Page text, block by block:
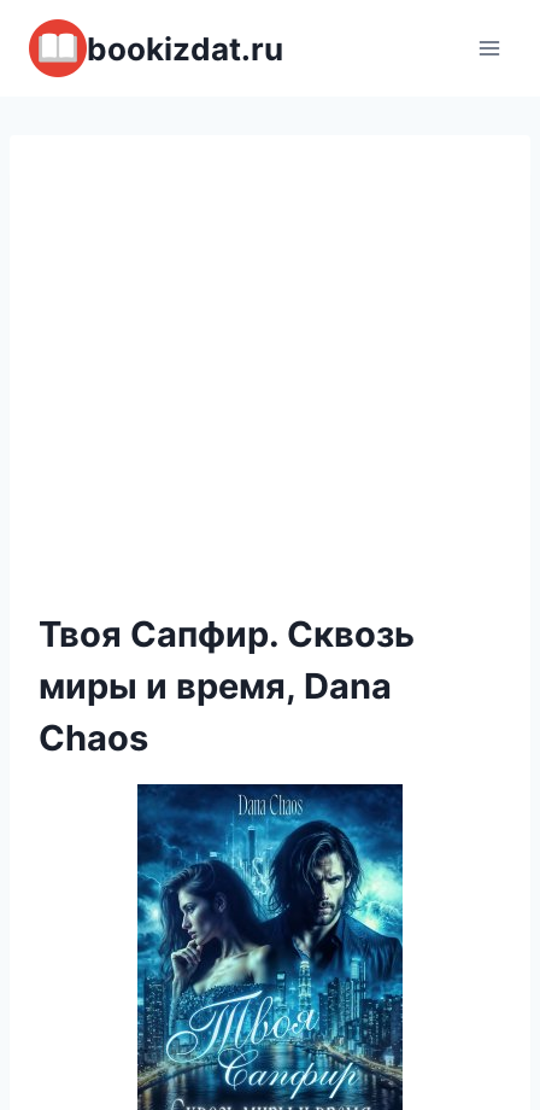
Перейти
содержимому
bookizdat.ru
Твоя Сапфир. Сквозь
миры и время, Dana
Chaos